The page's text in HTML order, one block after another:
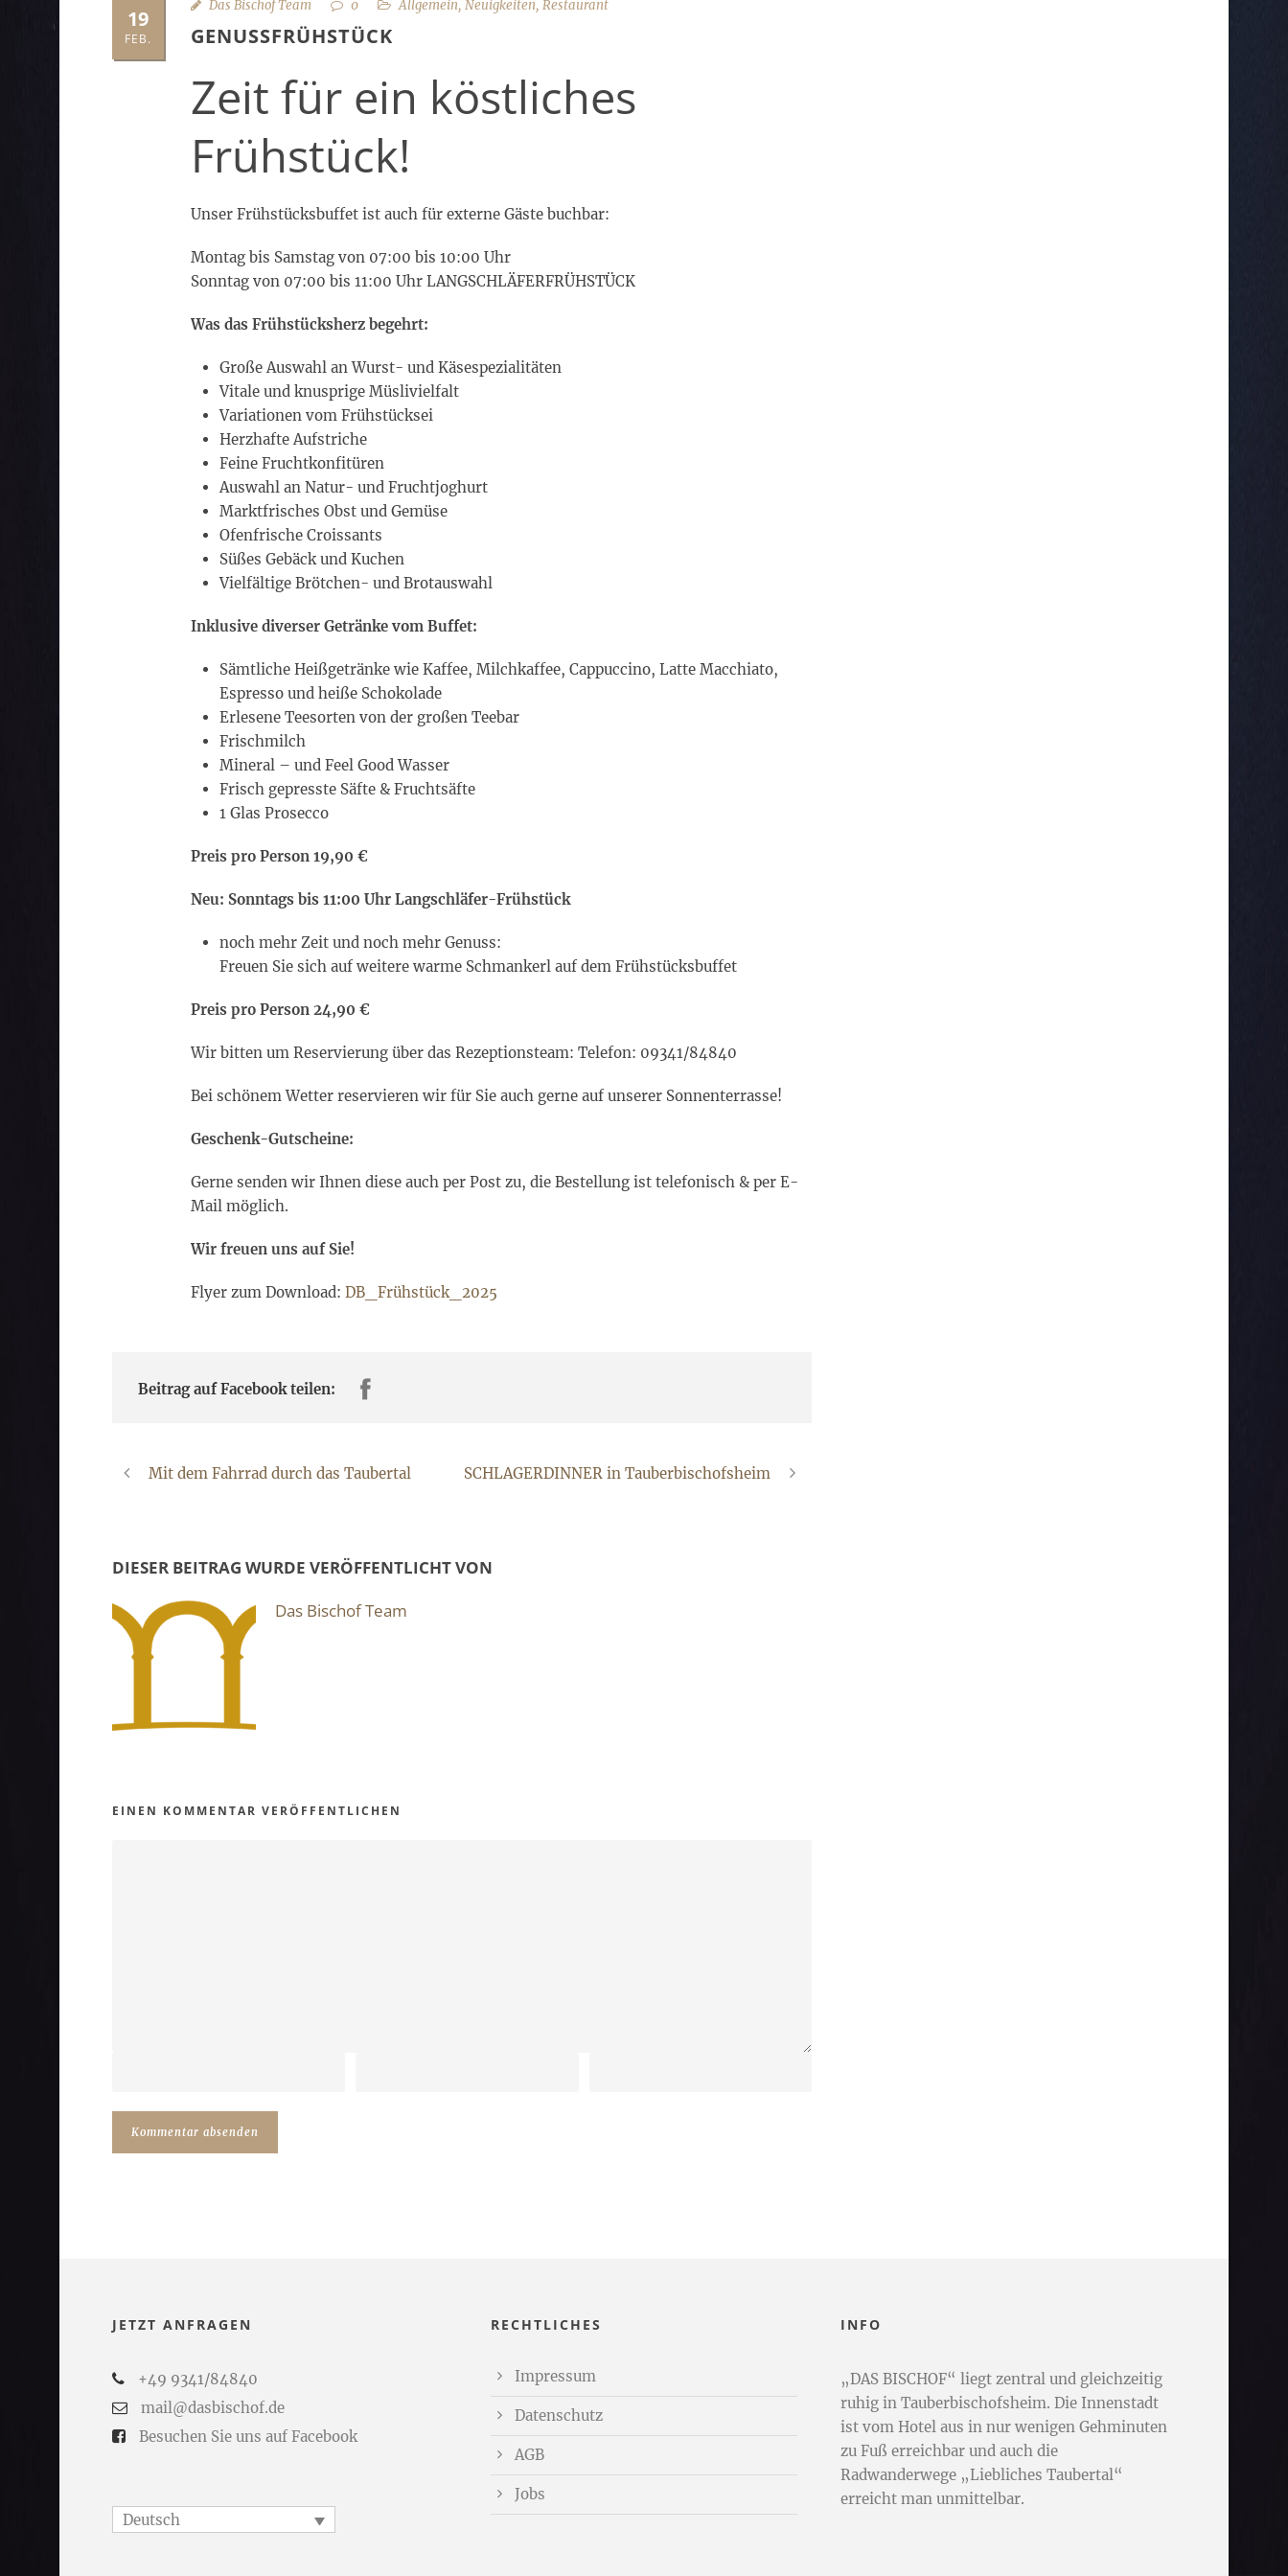
19
FEB.
Das Bischof Team 0 Allgemein, Neuigkeiten, Restaurant
GENUSSFRÜHSTÜCK
Zeit für ein köstliches
Frühstück!
Unser Frühstücksbuffet ist auch für externe Gäste buchbar:
Montag bis Samstag von 07:00 bis 10:00 Uhr
Sonntag von 07:00 bis 11:00 Uhr LANGSCHLÄFERFRÜHSTÜCK
Was das Frühstücksherz begehrt:
Große Auswahl an Wurst- und Käsespezialitäten
Vitale und knusprige Müslivielfalt
Variationen vom Frühstücksei
Herzhafte Aufstriche
Feine Fruchtkonfitüren
Auswahl an Natur- und Fruchtjoghurt
Marktfrisches Obst und Gemüse
Ofenfrische Croissants
Süßes Gebäck und Kuchen
Vielfältige Brötchen- und Brotauswahl
Inklusive diverser Getränke vom Buffet:
Sämtliche Heißgetränke wie Kaffee, Milchkaffee, Cappuccino, Latte Macchiato,
Espresso und heiße Schokolade
Erlesene Teesorten von der großen Teebar
Frischmilch
Mineral – und Feel Good Wasser
Frisch gepresste Säfte & Fruchtsäfte
1 Glas Prosecco
Preis pro Person 19,90 €
Neu: Sonntags bis 11:00 Uhr Langschläfer-Frühstück
noch mehr Zeit und noch mehr Genuss:
Freuen Sie sich auf weitere warme Schmankerl auf dem Frühstücksbuffet
Preis pro Person 24,90 €
Wir bitten um Reservierung über das Rezeptionsteam: Telefon: 09341/84840
Bei schönem Wetter reservieren wir für Sie auch gerne auf unserer Sonnenterrasse!
Geschenk-Gutscheine:
Gerne senden wir Ihnen diese auch per Post zu, die Bestellung ist telefonisch & per E-
Mail möglich.
Wir freuen uns auf Sie!
Flyer zum Download: DB_Frühstück_2025
Beitrag auf Facebook teilen:
Mit dem Fahrrad durch das Taubertal SCHLAGERDINNER in Tauberbischofsheim
DIESER BEITRAG WURDE VERÖFFENTLICHT VON
Das Bischof Team
EINEN KOMMENTAR VERÖFFENTLICHEN
JETZT ANFRAGEN
+49 9341/84840
mail@dasbischof.de
Besuchen Sie uns auf Facebook
Deutsch
RECHTLICHES
Impressum
Datenschutz
AGB
Jobs
INFO
„DAS BISCHOF“ liegt zentral und gleichzeitig
ruhig in Tauberbischofsheim. Die Innenstadt
ist vom Hotel aus in nur wenigen Gehminuten
zu Fuß erreichbar und auch die
Radwanderwege „Liebliches Taubertal“
erreicht man unmittelbar.